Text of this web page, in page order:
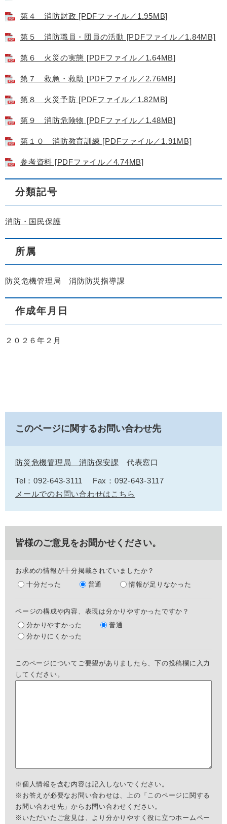
第４ 消防財政 [PDFファイル／1.95MB]
第５ 消防職員・団員の活動 [PDFファイル／1.84MB]
第６ 火災の実態 [PDFファイル／1.64MB]
第７ 救急・救助 [PDFファイル／2.76MB]
第８ 火災予防 [PDFファイル／1.82MB]
第９ 消防危険物 [PDFファイル／1.48MB]
第１０ 消防教育訓練 [PDFファイル／1.91MB]
参考資料 [PDFファイル／4.74MB]
分類記号
消防・国民保護
所属
防災危機管理局 消防防災指導課
作成年月日
２０２６年２月
このページに関するお問い合わせ先
防災危機管理局 消防保安課 代表窓口
Tel：092-643-3111
Fax：092-643-3117
メールでのお問い合わせはこちら
皆様のご意見をお聞かせください。
お求めの情報が十分掲載されていましたか？
十分だった
普通 情報が足りなかった
ページの構成や内容、表現は分かりやすかったですか？
分かりやすかった
普通
分かりにくかった
このページについてご要望がありましたら、下の投稿欄に入力
してください。
※個人情報を含む内容は記入しないでください。
※お答えが必要なお問い合わせは、上の「このページに関する
お問い合わせ先」からお問い合わせください。
※いただいたご意見は、より分かりやすく役に立つホームペー